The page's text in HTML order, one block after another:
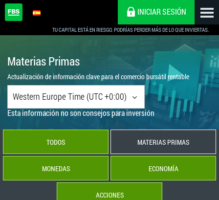
TU CAPITAL ESTÁ EN RIESGO. PODRÍAS PERDER MÁS DE LO QUE INVIERTAS.
INICIAR SESIÓN
Materias Primas
Actualización de información clave para el comercio bursátil rentable
Western Europe Time (UTC +0:00)
Esta información no son consejos para inversión
TODOS MATERIAS PRIMAS
MONEDAS ECONOMÍA
ACCIONES